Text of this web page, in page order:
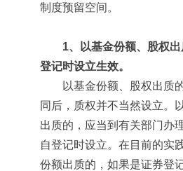
制度预留空间。
1、以基金份额、股权出
登记时设立生效。
以基金份额、股权出质的
同后，质权并不当然设立。
出质的，应当到有关部门办
自登记时设立。在目前的实
份额出质的，如果是证券登